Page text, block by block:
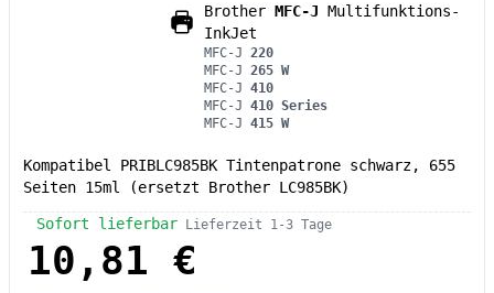
Brother MFC-J Multifunktions-
InkJet
MFC-J 220
MFC-J 265 W
MFC-J 410
MFC-J 410 Series
MFC-J 415 W
Kompatibel PRIBLC985BK Tintenpatrone schwarz, 655
Seiten 15ml (ersetzt Brother LC985BK)
Sofort lieferbar Lieferzeit 1-3 Tage
10,81 €